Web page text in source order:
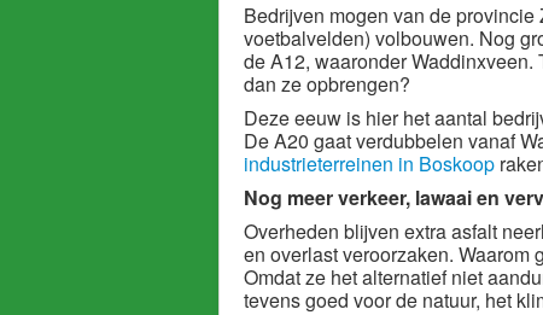
Bedrijven mogen van de provincie
voetbalvelden) volbouwen. Nog
de A12, waaronder Waddinxveen.
dan ze opbrengen?
Deze eeuw is hier het aantal
De A20 gaat verdubbelen vanaf
industrieterreinen in Boskoop
Nog meer verkeer, lawaai en
Overheden blijven extra asfalt
en overlast veroorzaken. Waarom
Omdat ze het alternatief niet
tevens goed voor de natuur, het